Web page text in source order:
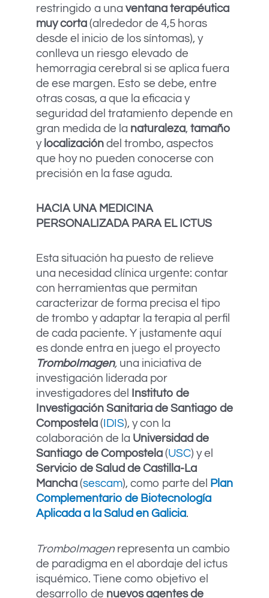
restringido a una ventana terapéutica
muy corta (alrededor de 4,5 horas
desde el inicio de los síntomas), y
conlleva un riesgo elevado de
hemorragia cerebral si se aplica fuera
de ese margen. Esto se debe, entre
otras cosas, a que la eficacia y
seguridad del tratamiento depende en
gran medida de la naturaleza, tamaño
y localización del trombo, aspectos
que hoy no pueden conocerse con
precisión en la fase aguda.
HACIA UNA MEDICINA
PERSONALIZADA PARA EL ICTUS
Esta situación ha puesto de relieve
una necesidad clínica urgente: contar
con herramientas que permitan
caracterizar de forma precisa el tipo
de trombo y adaptar la terapia al perfil
de cada paciente. Y justamente aquí
es donde entra en juego el proyecto
TromboImagen, una iniciativa de
investigación liderada por
investigadores del
Instituto de
Investigación Sanitaria de Santiago de
Compostela ( IDIS), y con la
colaboración de la Universidad de
Santiago de Compostela (USC) y el
Servicio de Salud de Castilla-La
Mancha (sescam), como parte del Plan
Complementario de Biotecnología
Aplicada a la Salud en Galicia.
TromboImagen representa un cambio
de paradigma en el abordaje del ictus
isquémico. Tiene como objetivo el
desarrollo de nuevos agentes de